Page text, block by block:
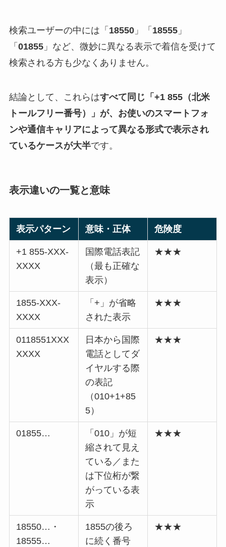
検索ユーザーの中には「 18550」「 18555」
「 01855」など、微妙に異なる表示で着信を受けて
検索される方も少なくありません。
結論として、これらはすべて同じ「+1 855（北米
トールフリー番号）」が、お使いのスマートフォ
ンや通信キャリアによって異なる形式で表示され
ているケースが大半です。
表示違いの一覧と意味
表示パターン 意味・正体 危険度
+1 855-XXX-
XXXX
国際電話表記
（最も正確な
表示）
★★★
1855-XXX-
XXXX
「+」が省略
された表示
★★★
0118551XXX
XXXX
日本から国際
電話としてダ
イヤルする際
の表記
（010+1+85
5）
★★★
01855…
「010」が短
縮されて見え
ている／また
は下位桁が繋
がっている表
示
★★★
18550…・
18555…
1855の後ろ
に続く番号
★★★